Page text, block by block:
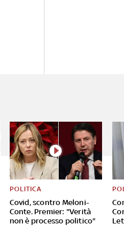
Covid, scontro Meloni-
Conte. Premier: "Verità
non è processo politico"
POLITICA